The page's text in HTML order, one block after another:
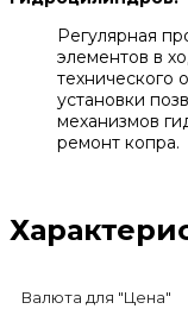
Регулярная
элементов в
технического
установки
механизмов
ремонт копра.
Валюта для "Цена"